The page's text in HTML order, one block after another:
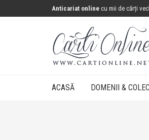
Anticariat online cu mii de cărți
ACASĂ DOMENII &